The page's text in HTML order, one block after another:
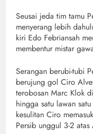
Seusai jeda tim tamu
menyerang lebih
kiri Edo Febriansah
membentur mistar
Serangan berubi-tubi
berujung gol Ciro
terobosan Marc Klok
hingga satu lawan
kesulitan Ciro
Persib unggul 3-2 atas